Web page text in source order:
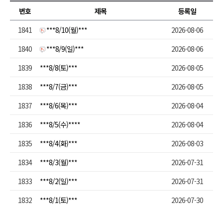
번호
제목
등록일
1841
***8/10(월)***
2026-08-06
1840
***8/9(일)***
2026-08-06
1839
***8/8(토)***
2026-08-05
1838
***8/7(금)***
2026-08-05
1837
***8/6(목)***
2026-08-04
1836
***8/5(수)****
2026-08-04
1835
***8/4(화)***
2026-08-03
1834
***8/3(월)***
2026-07-31
1833
***8/2(일)***
2026-07-31
1832
***8/1(토)*** 2026-07-30